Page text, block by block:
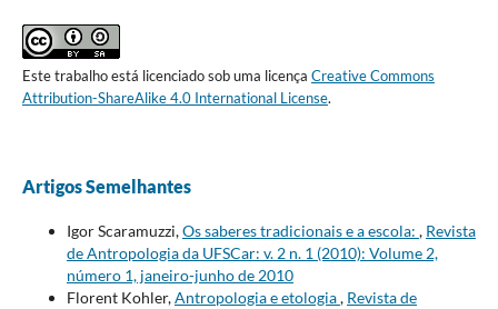
Este trabalho está licenciado sob uma licença Creative Commons
Attribution-ShareAlike 4.0 International License.
Artigos Semelhantes
Igor Scaramuzzi,Os saberes tradicionais e a escola: , Revista
de Antropologia da UFSCar: v. 2 n. 1 (2010): Volume 2,
número 1, janeiro-junho de 2010
Florent Kohler,Antropologia e etologia, Revista de